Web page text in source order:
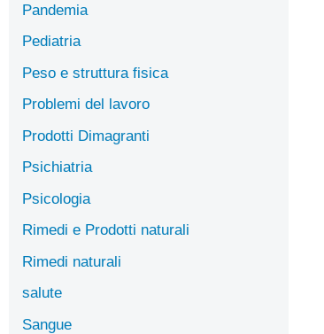
Pandemia
Pediatria
Peso e struttura fisica
Problemi del lavoro
Prodotti Dimagranti
Psichiatria
Psicologia
Rimedi e Prodotti naturali
Rimedi naturali
salute
Sangue